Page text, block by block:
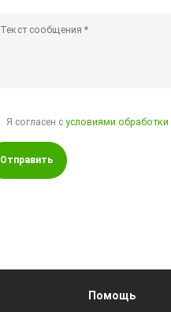
Я согласен сусловиями обработки
Отправить
Помощь